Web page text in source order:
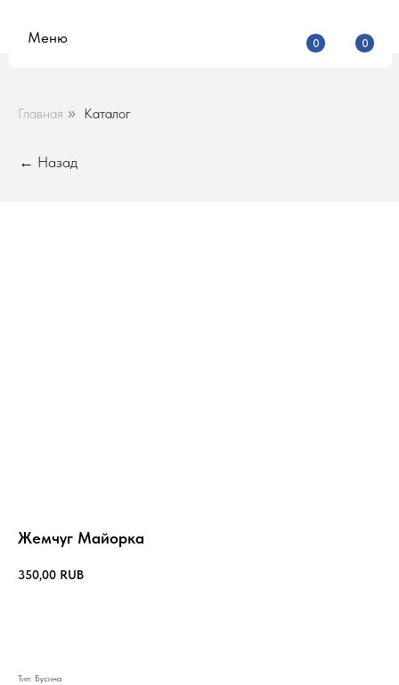
Главная » Каталог
← Назад
Жемчуг Майорка
350,00 RUB
Тип: Бусина